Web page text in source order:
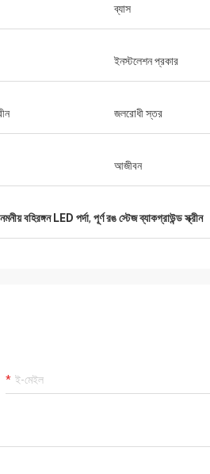
ব্যাস
ইনস্টলেশন প্রকার
জলরোধী স্তর
আজীবন
নমনীয় বহিরঙ্গন LED পর্দা, পূর্ণ রঙ স্টেজ ব্যাকগ্রাউন্ড স্ক্রীন